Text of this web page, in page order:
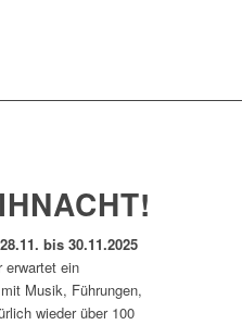
28.11. bis 30.11.2025
erwartet ein
Musik, Führungen,
wieder über 100